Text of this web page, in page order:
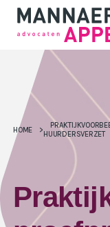
HOME >HUURDERSVERZET